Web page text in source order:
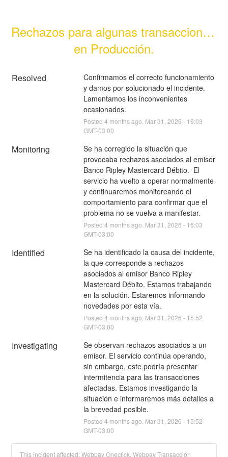
Rechazos para algunas transacciones
en Producción.
Resolved
Confirmamos el correcto funcionamiento
y damos por solucionado el incidente.
Lamentamos los inconvenientes
ocasionados.
Posted 4 months ago. Mar31 2026 - 16:03
GMT-03:00
Monitoring
Se ha corregido la situación que
provocaba rechazos asociados al emisor
Banco Ripley Mastercard Débito.  El
servicio ha vuelto a operar normalmente
y continuaremos monitoreando el
comportamiento para confirmar que el
problema no se vuelva a manifestar.
Posted 4 months ago. Mar31 2026 - 16:03
GMT-03:00
Identified
Se ha identificado la causa del incidente,
la que corresponde a rechazos
asociados al emisor Banco Ripley
Mastercard Débito. Estamos trabajando
en la solución. Estaremos informando
novedades por esta vía.
Posted 4 months ago. Mar31 2026 - 15:52
GMT-03:00
Investigating
Se observan rechazos asociados a un
emisor. El servicio continúa operando,
sin embargo, este podría presentar
intermitencia para las transacciones
afectadas. Estamos investigando la
situación e informaremos más detalles a
la brevedad posible.
Posted 4 months ago. Mar31 2026 - 15:52
GMT-03:00
This incident affected: Webpay Oneclick, Webpay Transacción